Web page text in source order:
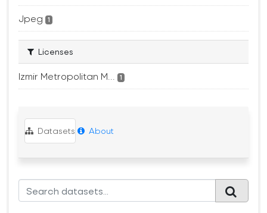
Jpeg 1
Licenses
Izmir Metropolitan M... 1
Datasets About